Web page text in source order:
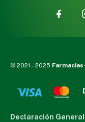
© 2021 – 2025
Declaración General